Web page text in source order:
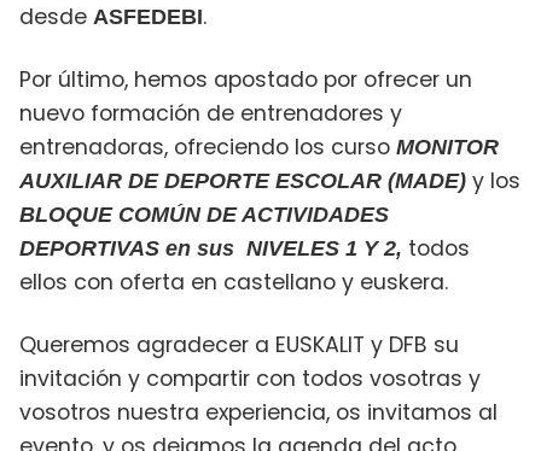
desde ASFEDEBI.
Por último, hemos apostado por ofrecer un
nuevo formación de entrenadores y
entrenadoras, ofreciendo los curso MONITOR
AUXILIAR DE DEPORTE ESCOLAR (MADE) y los
BLOQUE COMÚN DE ACTIVIDADES
DEPORTIVAS en sus NIVELES 1 Y 2, todos
ellos con oferta en castellano y euskera.
Queremos agradecer a EUSKALIT y DFB su
invitación y compartir con todos vosotras y
vosotros nuestra experiencia, os invitamos al